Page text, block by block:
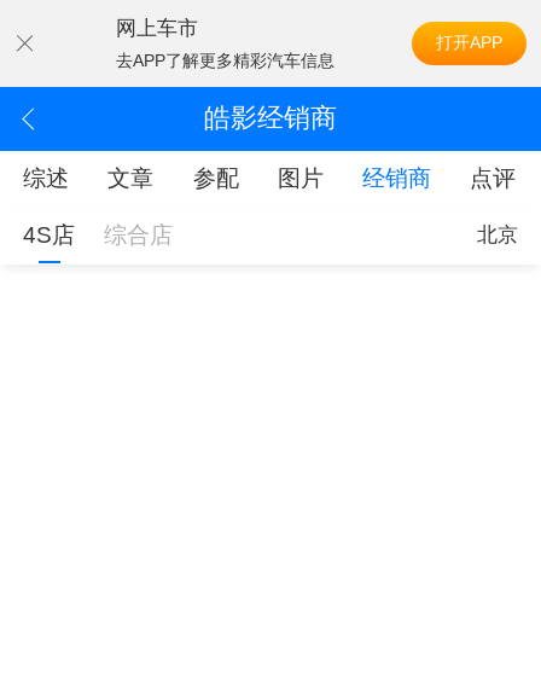
网上车市
去APP了解更多精彩汽车信息
打开APP
皓影经销商
综述 文章 参配 图片 经销商 点评
4S店 综合店 北京